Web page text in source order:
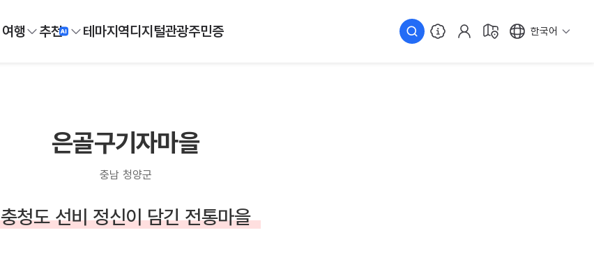
여행 추천 테마지역디지털관광주민증 한국어
은골구기자마을
충남 청양군
충청도 선비 정신이 담긴 전통마을